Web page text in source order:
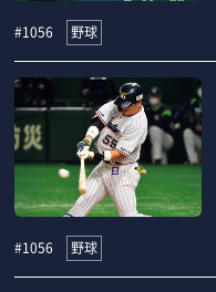
#1056 野球
#1056 野球